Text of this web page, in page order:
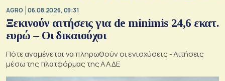
AGRO 06.08.2026, 09:31
Ξεκινούν αιτήσεις για de minimis 24,6 εκατ.
ευρώ – Οι δικαιούχοι
Πότε αναμένεται να πληρωθούν οι ενισχύσεις - Αιτήσεις
μέσω της πλατφόρμας της ΑΑΔΕ